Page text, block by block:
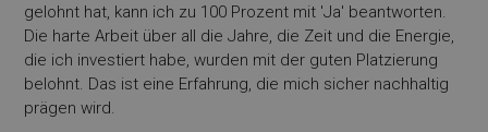
gelohnt hat, kann ich zu 100 Prozent mit 'Ja' beantworten.
Die harte Arbeit über all die Jahre, die Zeit und die Energie,
die ich investiert habe, wurden mit der guten Platzierung
belohnt. Das ist eine Erfahrung, die mich sicher nachhaltig
prägen wird.